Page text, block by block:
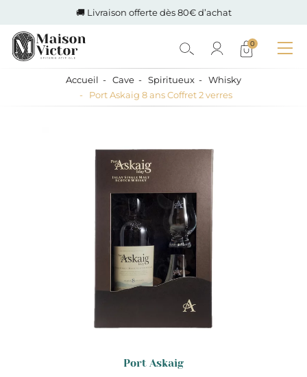
🚚 Livraison offerte dès 80€ d’achat
0
Accueil Cave Spiritueux
Whisky
Port Askaig 8 ans Coffret 2 verres
Port Askaig